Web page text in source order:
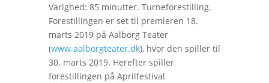
Varighed: 85 minutter. Turneforestilling.
Forestillingen er set til premieren 18.
marts 2019 på Aalborg Teater
(www.aalborgteater.dk), hvor den spiller til
30. marts 2019. Herefter spiller
forestillingen på Aprilfestival